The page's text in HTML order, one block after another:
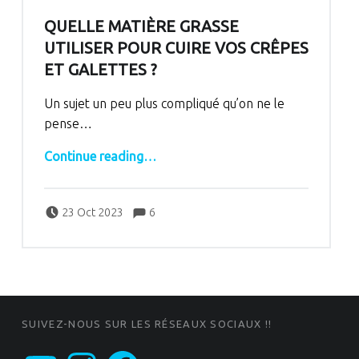
QUELLE MATIÈRE GRASSE
UTILISER POUR CUIRE VOS CRÊPES
ET GALETTES ?
Un sujet un peu plus compliqué qu’on ne le
pense…
Continue reading“Quelle matière grasse utiliser pour cuire vos crêpes et galettes ?”…
23 Oct 2023
bertrand Comments:6
FOOTER SIDEBAR
SUIVEZ-NOUS SUR LES RÉSEAUX SOCIAUX !!